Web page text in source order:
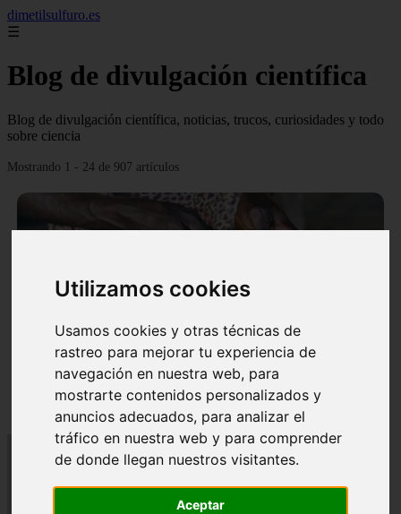
Utilizamos cookies
Usamos cookies y otras técnicas de
rastreo para mejorar tu experiencia de
navegación en nuestra web, para
mostrarte contenidos personalizados y
anuncios adecuados, para analizar el
tráfico en nuestra web y para comprender
de donde llegan nuestros visitantes.
Aceptar
dimetilsulfuro.es
☰
Blog de divulgación científica
Blog de divulgación científica, noticias, trucos, curiosidades y todo
sobre ciencia
Mostrando 1 - 24 de 907 artículos
En África harán lo que parecía imposible: Utilizarán
moléculas de agua para cocinar sus alimentos